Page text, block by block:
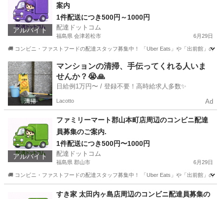
アルバイト
案内
1件配送につき500円～1000円
配達ドットコム
福島県 会津若松市 6月29日
🚚 コンビニ・ファストフードの配達スタッフ募集中！ 「Uber Eats」や「出前館」の
福島 会津若松市 配送 ファストフード
マンションの清掃、手伝ってくれる人いま
せんか？😭🙏
日給例1万円〜 / 登録不要！高時給求人多数✨
Lacotto Ad
アルバイト
ファミリーマート郡山本町店周辺のコンビニ配達
員募集のご案内.
1件配送につき500円〜1000円
配達ドットコム
福島県 郡山市 6月29日
🚚 コンビニ・ファストフードの配達スタッフ募集中！ 「Uber Eats」や「出前館」の
配送 ファミリーマート
すき家 太田内ヶ島店周辺のコンビニ配達員募集の